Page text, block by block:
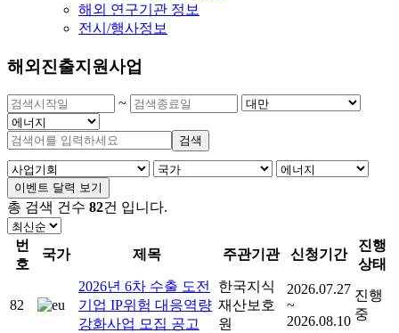
해외 연구기관 정보
전시/행사정보
해외진출지원사업
~
검색
이벤트 달력 보기
총 검색 건수 82건 입니다.
번
호
국가 제목 주관기관 신청기간
진행
상태
82
2026년 6차 수출 도전
기업 IP위험 대응역량
강화사업 모집 공고
한국지식
재산보호
원
2026.07.27
~
2026.08.10
진행
중